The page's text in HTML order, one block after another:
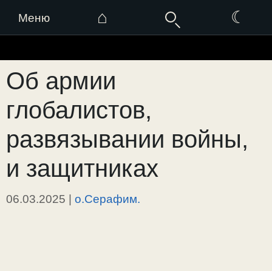
Меню ⌂ ☾
к
содержимому
Об армии
глобалистов,
развязывании войны,
и защитниках
06.03.2025 | о.Серафим.